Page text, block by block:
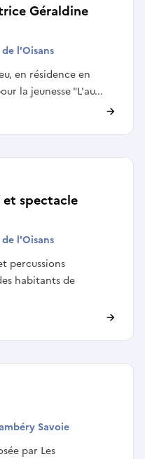
Géraldine
l'Oisans
en résidence en
la jeunesse "L'au...
spectacle
l'Oisans
percussions
habitants de
Savoie
par Les